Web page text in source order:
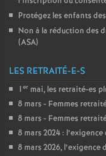
Protégez les enfants
Non à la réduction des
(ASA)
LES RETRAITÉ-E-S
1 er mai, les retraité-es
8 mars - Femmes
8 mars - Femmes
8 mars 2024 :
8 mars 2026,